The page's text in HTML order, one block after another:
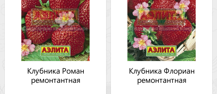
Клубника Роман
ремонтантная
Клубника Флориан
ремонтантная